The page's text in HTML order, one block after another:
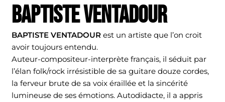
BAPTISTE VENTADOUR
BAPTISTE VENTADOUR est un artiste que l’on croit
avoir toujours entendu.
Auteur-compositeur-interprète français, il séduit par
l’élan folk/rock irrésistible de sa guitare douze cordes,
la ferveur brute de sa voix éraillée et la sincérité
lumineuse de ses émotions. Autodidacte, il a appris